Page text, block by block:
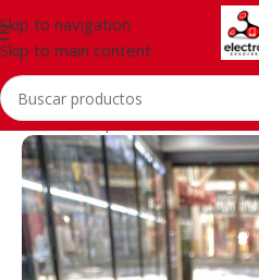
Skip to navigation
Skip to main content
Inicio/Smartphones/Accessories